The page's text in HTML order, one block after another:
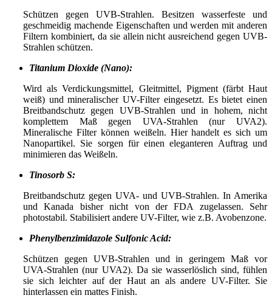
Schützen gegen UVB-Strahlen. Besitzen wasserfeste und
geschmeidig machende Eigenschaften und werden mit anderen
Filtern kombiniert, da sie allein nicht ausreichend gegen UVB-
Strahlen schützen.
Titanium Dioxide (Nano):
Wird als Verdickungsmittel, Gleitmittel, Pigment (färbt Haut
weiß) und mineralischer UV-Filter eingesetzt. Es bietet einen
Breitbandschutz gegen UVB-Strahlen und in hohem, nicht
komplettem Maß gegen UVA-Strahlen (nur UVA2).
Mineralische Filter können weißeln. Hier handelt es sich um
Nanopartikel. Sie sorgen für einen eleganteren Auftrag und
minimieren das Weißeln.
Tinosorb S:
Breitbandschutz gegen UVA- und UVB-Strahlen. In Amerika
und Kanada bisher nicht von der FDA zugelassen. Sehr
photostabil. Stabilisiert andere UV-Filter, wie z.B. Avobenzone.
Phenylbenzimidazole Sulfonic Acid:
Schützen gegen UVB-Strahlen und in geringem Maß vor
UVA-Strahlen (nur UVA2). Da sie wasserlöslich sind, fühlen
sie sich leichter auf der Haut an als andere UV-Filter. Sie
hinterlassen ein mattes Finish.